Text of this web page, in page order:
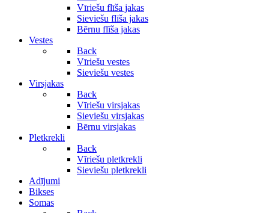
Vīriešu flīša jakas
Sieviešu flīša jakas
Bērnu flīša jakas
Vestes
Back
Vīriešu vestes
Sieviešu vestes
Virsjakas
Back
Vīriešu virsjakas
Sieviešu virsjakas
Bērnu virsjakas
Pletkrekli
Back
Vīriešu pletkrekli
Sieviešu pletkrekli
Adījumi
Bikses
Somas